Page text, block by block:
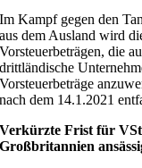
Im Kampf gegen den
aus dem Ausland wird
Vorsteuerbeträgen, die
drittländische
Vorsteuerbeträge
nach dem 14.1.2021
Verkürzte Frist für
Großbritannien